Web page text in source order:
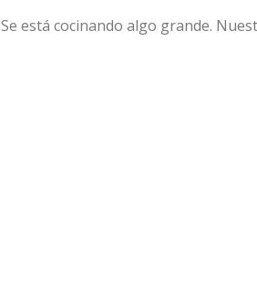
Se está cocinando algo grande.